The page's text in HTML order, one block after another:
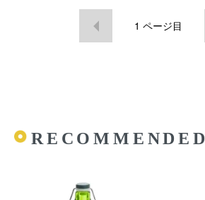
1 ページ目
RECOMMENDED